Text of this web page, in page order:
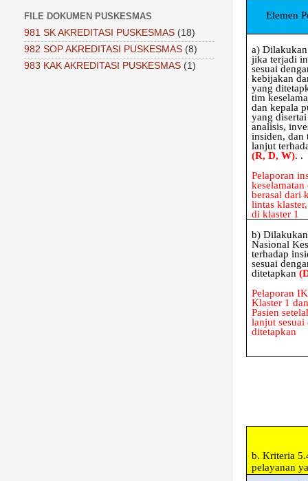
Elemen
a)
jika terjadi
sesuai
kebijakan
yang
tim
dan kepala
yang
analisis,
insiden, dan
lanjut
(R, D, W). .
Pelaporan
keselamatan
berasal dari
lintas
di klaster 1
b)
Nasional
terhadap
sesuai
ditetapkan
Pelaporan
Klaster 1
Pasien
lanjut
ditetapkan
b. Kriteria
pelayanan
FILE DOKUMEN PUSKESMAS
981 SK AKREDITASI PUSKESMAS (18)
982 SOP AKREDITASI PUSKESMAS (8)
983 KAK AKREDITASI PUSKESMAS (1)